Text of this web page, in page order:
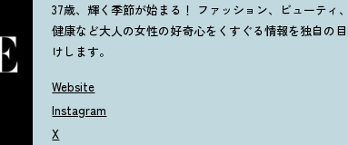
37歳、輝く季節が始まる！ ファッション、ビューティ
健康など大人の女性の好奇心をくすぐる情報を独自の
けします。
Website
Instagram
X